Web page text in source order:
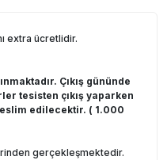
extra ücretlidir.
Çıkış gününde
tesisten çıkış yaparken
edilecektir. ( 1.000
gerçekleşmektedir.